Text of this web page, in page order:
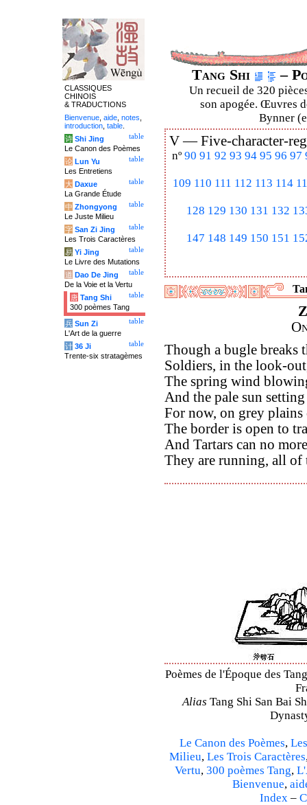
Tang Shi –
Un recueil de 320
son apogée. Œuvres
Bynner
V —Five-character-
nº 90 91 92 93 94 95 96 97
109 110 111 112 113 114
128 129 130 131 132
147 148 149 150 151
Though a bugle breaks
Soldiers, in the look-
The spring wind
And the pale sun
For now, on grey
The border is open to
And Tartars can no
They are running, all of
Poèmes de l'Époque des
Alias Tang Shi San Bai
Le Canon des Poèmes,
Milieu, Les Trois Caractères
Vertu, 300 poèmes Tang,
Bienvenue,
Index–
CLASSIQUES
CHINOIS
& TRADUCTIONS
Bienvenue aide notes
introduction table
table
诗 Shi Jing
Le Canon des Poèmes
table
论 Lun Yu
Les Entretiens
table
大 Daxue
La Grande Étude
table
中 Zhongyong
Le Juste Milieu
table
字 San Zi Jing
Les Trois Caractères
table
易 Yi Jing
Le Livre des Mutations
table
道 Dao De Jing
De la Voie et la Vertu
table
唐 Tang Shi
300 poèmes Tang
table
兵 Sun Zi
L'Art de la guerre
table
计 36 Ji
Trente-six stratagèmes